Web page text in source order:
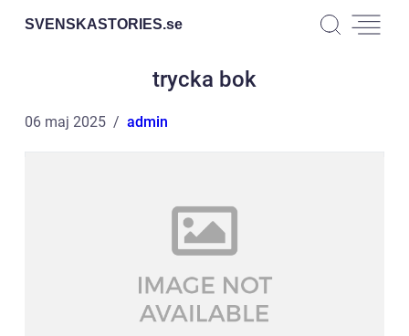
SVENSKASTORIES.se
trycka bok
06 maj 2025 admin